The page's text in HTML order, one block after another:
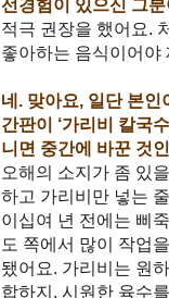
선경험이 있으신 그
적극 권장을 했어요.
좋아하는 음식이어야
네. 맞아요, 일단 본
간판이 ‘가리비 칼국
니면 중간에 바꾼 것
오해의 소지가 좀 있
하고 가리비만 넣는
이십여 년 전에는 삐
도 쪽에서 많이 작업
됐어요. 가리비는 원
합하지, 시원한 육수